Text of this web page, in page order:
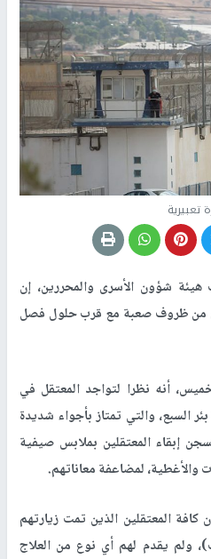
تعبيرية
هيئة شؤون الأسرى والمحررين، إن
من ظروف صعبة مع قرب حلول فصل
أنه نظرا لتواجد المعتقل في
السبع، والتي تمتاز بأجواء شديدة
إبقاء المعتقلين بملابس صيفية
لمضاعفة معاناتهم.
كافة المعتقلين الذين تمت زيارتهم
ولم يقدم لهم أي نوع من العلاج